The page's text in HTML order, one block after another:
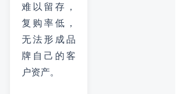
难以留存，
复购率低，
无法形成品
牌自己的客
户资产。